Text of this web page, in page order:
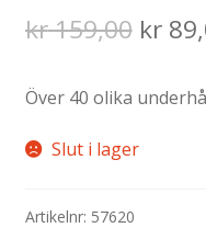
kr159,00 Det
priset
var:
kr
Över 40 olika
Slut i lager
Artikelnr: 57620